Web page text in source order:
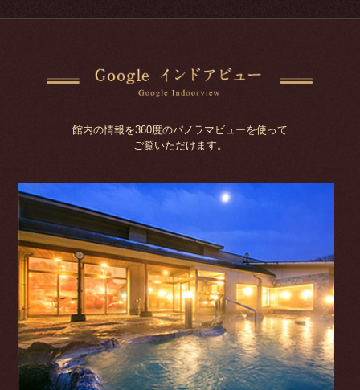
館内の情報を360度のパノラマビューを使って
ご覧いただけます。